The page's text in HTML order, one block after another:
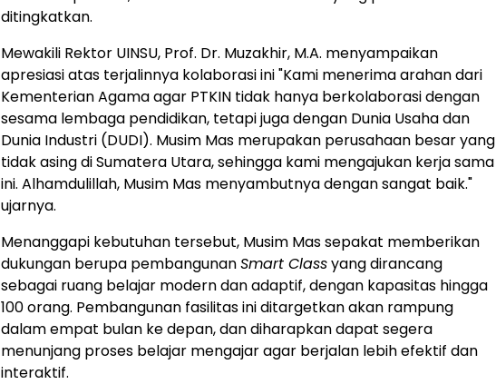
ditingkatkan.
Mewakili Rektor UINSU, Prof. Dr. Muzakhir, M.A. menyampaikan
apresiasi atas terjalinnya kolaborasi ini "Kami menerima arahan dari
Kementerian Agama agar PTKIN tidak hanya berkolaborasi dengan
sesama lembaga pendidikan, tetapi juga dengan Dunia Usahadan
Dunia Industri (DUDI). Musim Mas merupakan perusahaan besar yang
tidak asing di Sumatera Utara, sehingga kami mengajukan kerja sama
ini. Alhamdulillah, Musim Mas menyambutnya dengan sangat baik."
ujarnya.
Menanggapi kebutuhan tersebut, Musim Mas sepakat memberikan
dukungan berupa pembangunanSmart Classyang dirancang
sebagai ruang belajar modern dan adaptif, dengan kapasitas hingga
100 orang. Pembangunan fasilitas ini ditargetkan akan rampung
dalam empat bulan ke depan, dan diharapkan dapat segera
menunjang proses belajar mengajar agar berjalan lebih efektif dan
interaktif.